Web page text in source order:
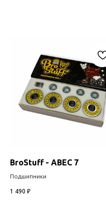
BroStuff - ABEC 7
Подшипники
1 490 ₽